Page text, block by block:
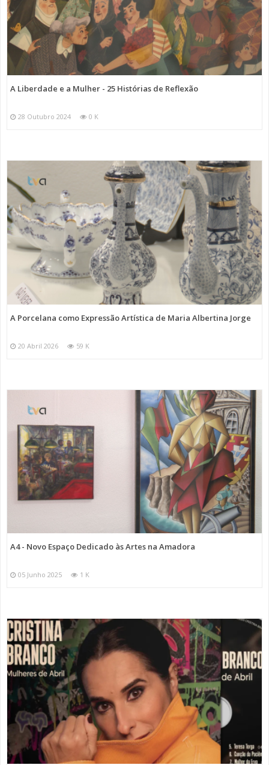
A Liberdade e a Mulher - 25 Histórias de Reflexão
28 Outubro 2024 0 K
A Porcelana como Expressão Artística de Maria Albertina Jorge
20 Abril 2026 59 K
A4 - Novo Espaço Dedicado às Artes na Amadora
05 Junho 2025 1 K